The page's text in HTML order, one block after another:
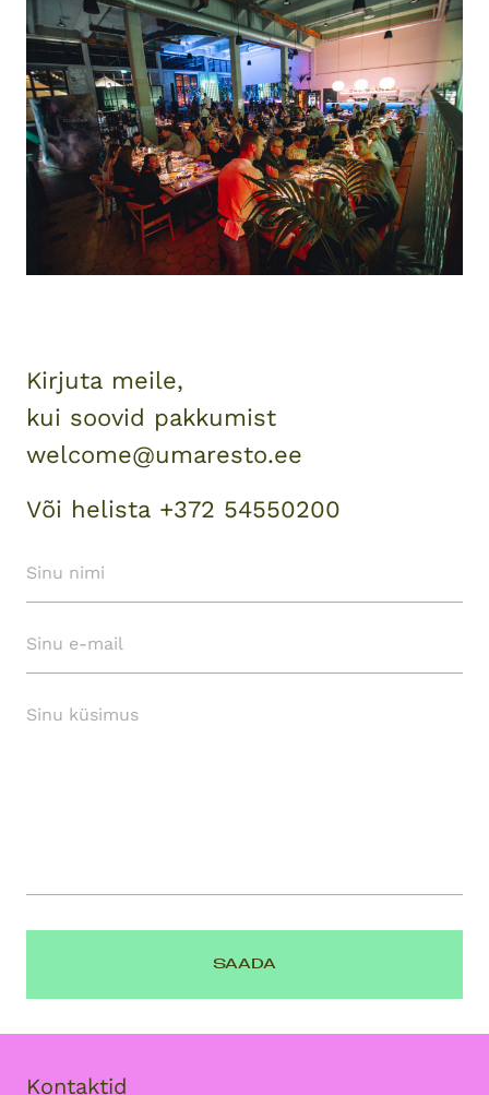
Kirjuta meile,
kui soovid pakkumist
welcome@umaresto.ee
Või helista +372 54550200
Kontaktid